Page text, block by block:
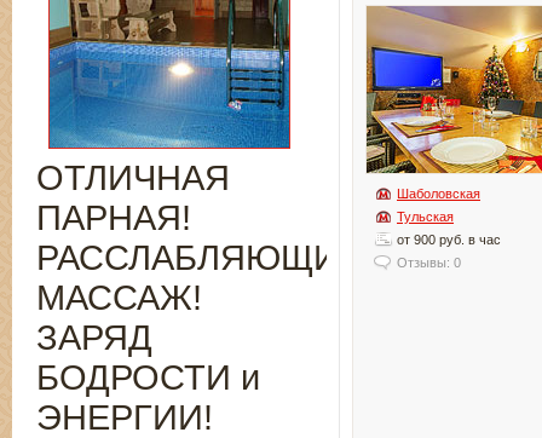
Шаболовская
Тульская
от 900 руб. в час
Отзывы: 0
ОТЛИЧНАЯ
ПАРНАЯ!
РАССЛАБЛЯЮЩИЙ
МАССАЖ!
ЗАРЯД
БОДРОСТИ и
ЭНЕРГИИ!